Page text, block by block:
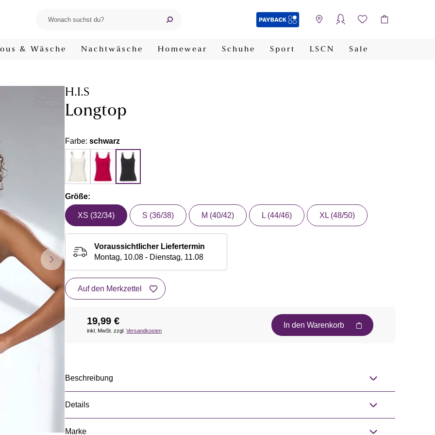
& Wäsche Nachtwäsche Homewear Schuhe Sport LSCN Sale
H.I.S
Longtop
Farbe: schwarz
Größe:
XS (32/34) S (36/38) M (40/42) L (44/46) XL (48/50)
Voraussichtlicher Liefertermin
Montag, 10.08 - Dienstag, 11.08
Auf den Merkzettel
19,99 €
inkl. MwSt. zzgl. Versandkosten
In den Warenkorb
Beschreibung
Details
Marke